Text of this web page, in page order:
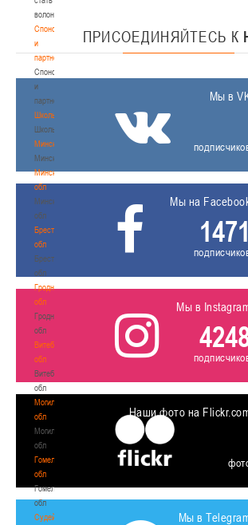
волонтером
Спонсоры
и
партнеры
Спонсоры
и
партнеры
Школы
Школы
Минск
Минск
Минская
обл
Минская
обл
Брестская
обл
Брестская
обл
Гродненская
обл
Гродненская
обл
Витебская
обл
Витебская
обл
Могилевская
обл
Могилевская
обл
Гомельская
обл
Гомельская
обл
Судейство
ПРИСОЕДИНЯЙТЕСЬ К
Мы в
Мы на
1471
Мы в
Наши фото на
Мы в